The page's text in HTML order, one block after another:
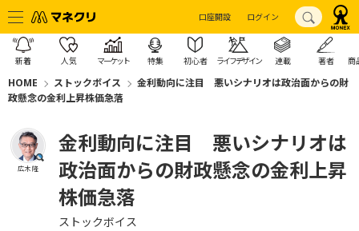
口座開設 ログイン
新着 人気 マーケット 特集 初心者 ライフデザイン 連載 著者 商
HOME ストックボイス
金利動向に注目 悪いシナリオは政治面からの財
政懸念の金利上昇株価急落
広木 隆
金利動向に注目 悪いシナリオは
政治面からの財政懸念の金利上昇
株価急落
ストックボイス